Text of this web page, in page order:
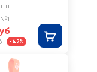
Арт.
шт
-42%